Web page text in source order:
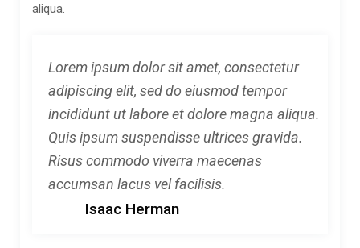
aliqua.
Lorem ipsum dolor sit amet, consectetur
adipiscing elit, sed do eiusmod tempor
incididunt ut labore et dolore magna aliqua.
Quis ipsum suspendisse ultrices gravida.
Risus commodo viverra maecenas
accumsan lacus vel facilisis.
Isaac Herman